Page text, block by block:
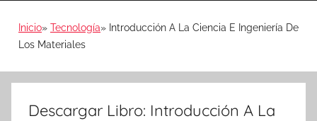
Inicio Tecnología
Introducción A La Ciencia E Ingeniería De
Los Materiales
Descargar Libro: Introducción A La